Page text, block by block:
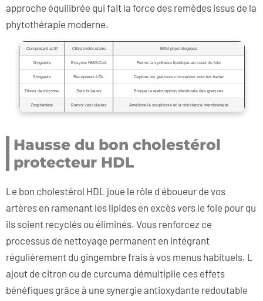
approche équilibrée qui fait la force des remèdes issus de la
phytothérapie moderne.
Composant actif Cible moléculaire Effet physiologique
Gingérols Enzyme HMG-CoA Freine la synthèse lipidique au cœur du foie
Shogaols Récepteurs LDL Capture les graisses circulantes pour les traiter
Fibres de rhizome Sels biliaires Bloque la réabsorption intestinale des graisses
Zingibérène Parois vasculaires Améliore la souplesse et la résistance membranaire
Hausse du bon cholestérol
protecteur HDL
Le bon cholestérol HDL joue le rôle d éboueur de vos
artères en ramenant les lipides en excès vers le foie pour qu
ils soient recyclés ou éliminés. Vous renforcez ce
processus de nettoyage permanent en intégrant
régulièrement du gingembre frais à vos menus habituels. L
ajout de citron ou de curcuma démultiplie ces effets
bénéfiques grâce à une synergie antioxydante redoutable